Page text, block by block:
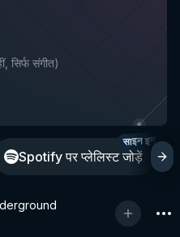
सिर्फ संगीत)
Spotify पर प्लेलिस्ट जोड़ें
साइन इन